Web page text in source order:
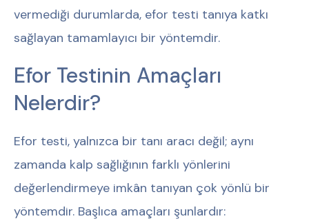
vermediği durumlarda, efor testi tanıya katkı
sağlayan tamamlayıcı bir yöntemdir.
Efor Testinin Amaçları
Nelerdir?
Efor testi, yalnızca bir tanı aracı değil; aynı
zamanda kalp sağlığının farklı yönlerini
değerlendirmeye imkân tanıyan çok yönlü bir
yöntemdir. Başlıca amaçları şunlardır: